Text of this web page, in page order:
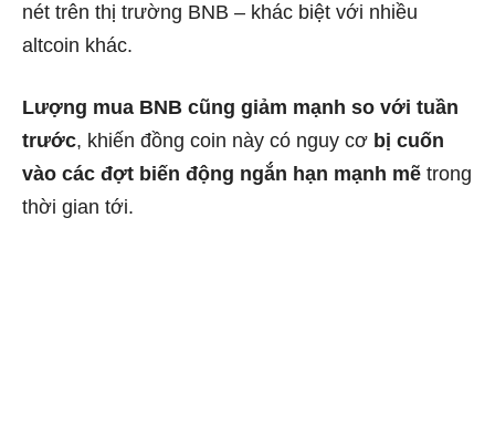
nét trên thị trường BNB – khác biệt với nhiều
altcoin khác.
Lượng mua BNB cũng giảm mạnh so với tuần
trước, khiến đồng coin này có nguy cơ bị cuốn
vào các đợt biến động ngắn hạn mạnh mẽ trong
thời gian tới.